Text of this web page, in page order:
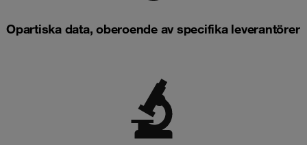
Opartiska data, oberoende av specifika leverantörer